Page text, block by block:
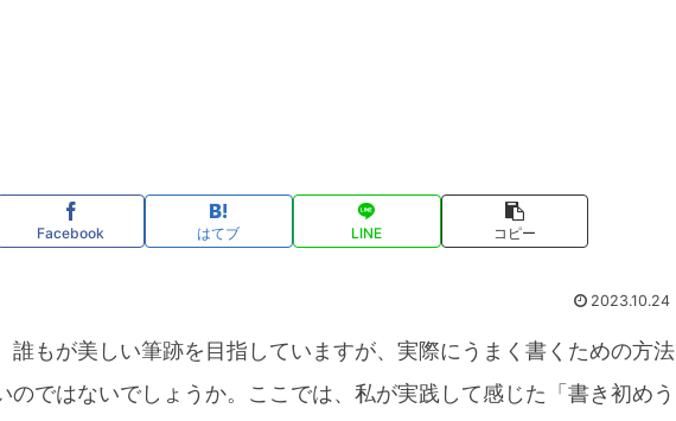
Facebook はてブ LINE コピー
2023.10.24
誰もが美しい筆跡を目指していますが、実際にうまく書くための方法
のではないでしょうか。ここでは、私が実践して感じた「書き初めう